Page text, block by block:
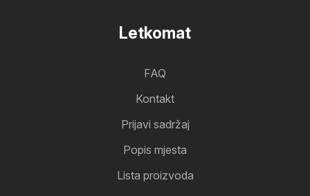
Letkomat
FAQ
Kontakt
Prijavi sadržaj
Popis mjesta
Lista proizvoda